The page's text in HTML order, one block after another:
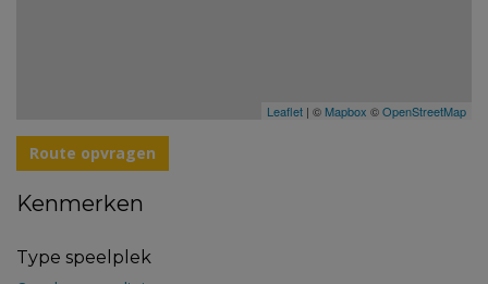
Leaflet | © Mapbox ©OpenStreetMap
Route opvragen
Kenmerken
Type speelplek